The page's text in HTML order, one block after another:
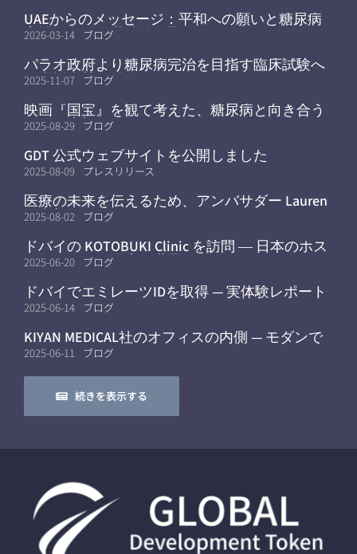
UAEからのメッセージ：平和への願いと糖尿病
完治に向けた継続的な取り組み
2026-03-14 ブログ
パラオ政府より糖尿病完治を目指す臨床試験へ
の支援姿勢を明確に
2025-11-07 ブログ
映画『国宝』を観て考えた、糖尿病と向き合う
ことの大切さ
2025-08-29 ブログ
GDT 公式ウェブサイトを公開しました
2025-08-09 プレスリリース
医療の未来を伝えるため、アンバサダー Lauren
が参加
2025-08-02 ブログ
ドバイの KOTOBUKI Clinic を訪問 ― 日本のホス
ピタリティと医療を世界へ
2025-06-20 ブログ
ドバイでエミレーツIDを取得 — 実体験レポート
2025-06-14 ブログ
KIYAN MEDICAL社のオフィスの内側 — モダンで
モバイルなワークフロー
2025-06-11 ブログ
続きを表示する